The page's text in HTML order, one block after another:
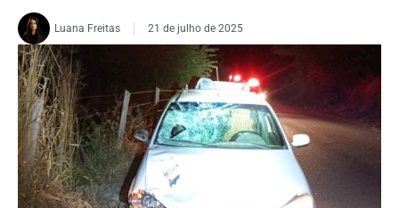
Luana Freitas 21 de julho de 2025